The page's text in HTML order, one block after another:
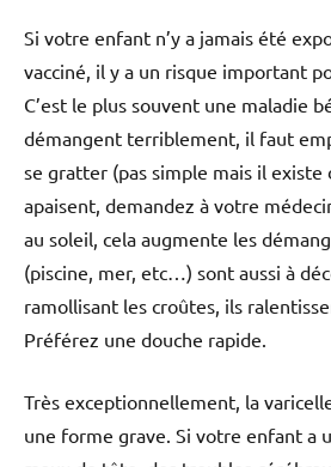
Si votre enfant n’y a jamais été
vacciné, il y a un risque important
C’est le plus souvent une maladie
démangent terriblement, il faut
se gratter (pas simple mais il existe
apaisent, demandez à votre
au soleil, cela augmente les
(piscine, mer, etc…) sont aussi à
ramollisant les croûtes, ils
Préférez une douche rapide.
Très exceptionnellement, la
une forme grave. Si votre enfant a